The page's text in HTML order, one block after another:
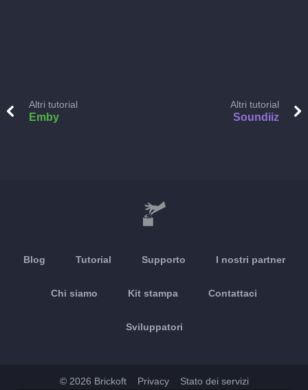
Altri tutorial
Emby
Altri tutorial
Soundiiz
Blog Tutorial Supporto I nostri partner
Chi siamo Kit stampa Contattaci
Sviluppatori
© 2026 Brickoft Privacy Stato dei servizi